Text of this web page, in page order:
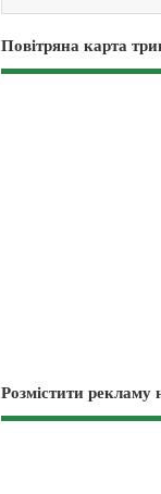
Повітряна карта
Розмістити рекламу